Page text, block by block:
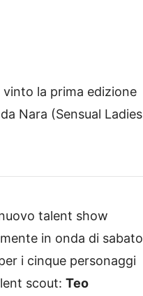
la prima edizione
Nara (Sensual Ladies
talent show
in onda di sabato
i cinque personaggi
scout: Teo